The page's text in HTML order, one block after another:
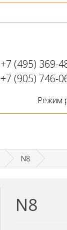
+7 (495) 369-
+7 (905) 746-
Режим
N8
N8